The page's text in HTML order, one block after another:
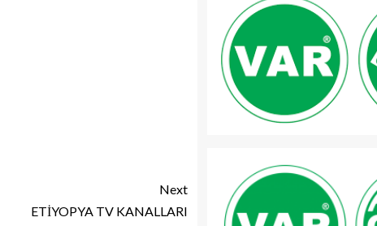
Next
ETİYOPYA TV KANALLARI